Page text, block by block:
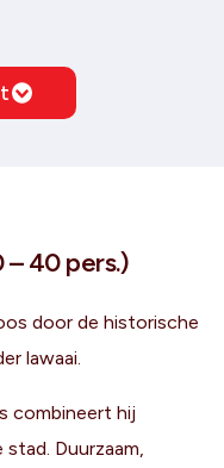
– 40 pers.)
door de historische
lawaai.
combineert hij
Duurzaam,